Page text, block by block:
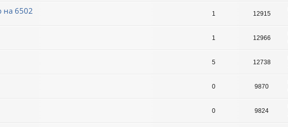
6502 1 12915
1 12966
5 12738
0 9870
0 9824